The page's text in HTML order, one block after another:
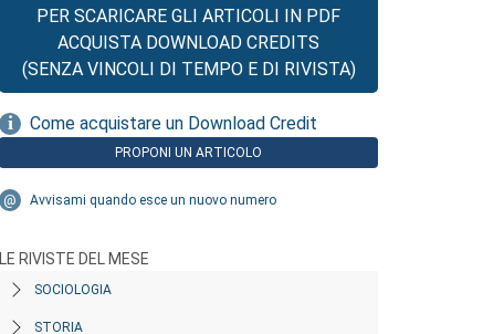
PER SCARICARE GLI ARTICOLI IN PDF
ACQUISTA DOWNLOAD CREDITS
(SENZA VINCOLI DI TEMPO E DI RIVISTA)
Come acquistare un Download Credit
PROPONI UN ARTICOLO
Avvisami quando esce un nuovo numero
LE RIVISTE DEL MESE
SOCIOLOGIA
STORIA